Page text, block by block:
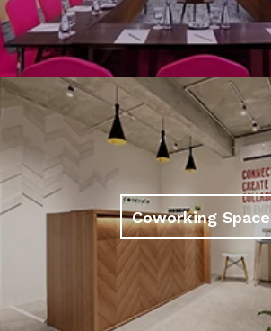
Coworking Space